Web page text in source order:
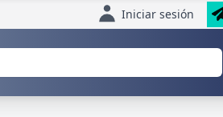
Iniciar sesión